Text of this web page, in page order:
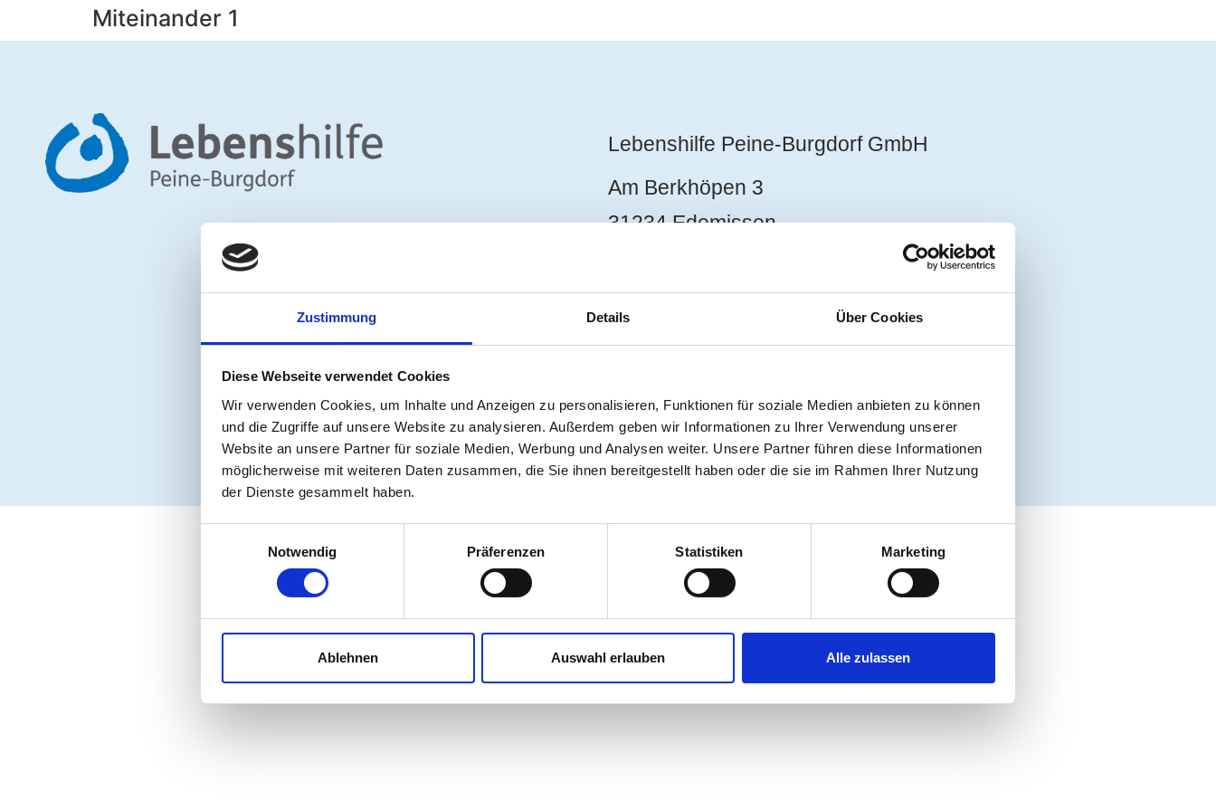
Zustimmung Details Über Cookies
Diese Webseite verwendet Cookies
Wir verwenden Cookies, um Inhalte und Anzeigen zu personalisieren, Funktionen für soziale Medien anbieten zu können
und die Zugriffe auf unsere Website zu analysieren. Außerdem geben wir Informationen zu Ihrer Verwendung unserer
Website an unsere Partner für soziale Medien, Werbung und Analysen weiter. Unsere Partner führen diese Informationen
möglicherweise mit weiteren Daten zusammen, die Sie ihnen bereitgestellt haben oder die sie im Rahmen Ihrer Nutzung
der Dienste gesammelt haben.
Notwendig
Präferenzen Statistiken Marketing
Ablehnen Auswahl erlauben Alle zulassen
Miteinander 1
Lebenshilfe Peine-Burgdorf GmbH
Am Berkhöpen 3
31234 Edemissen
Haben Sie Fragen?
DatenschutzImpressum